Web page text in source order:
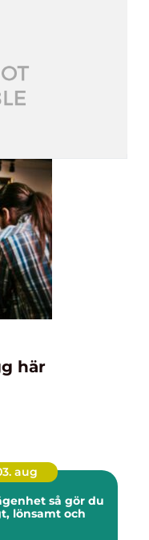
här
aug
så gör du
lönsamt och